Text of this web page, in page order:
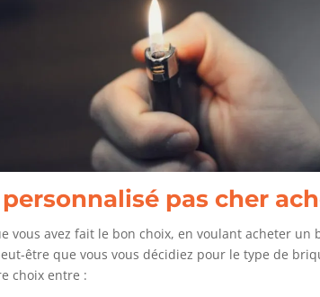
pas cher
vous avez fait le bon choix, en voulant acheter un
être que vous vous décidiez pour le type de
choix entre :